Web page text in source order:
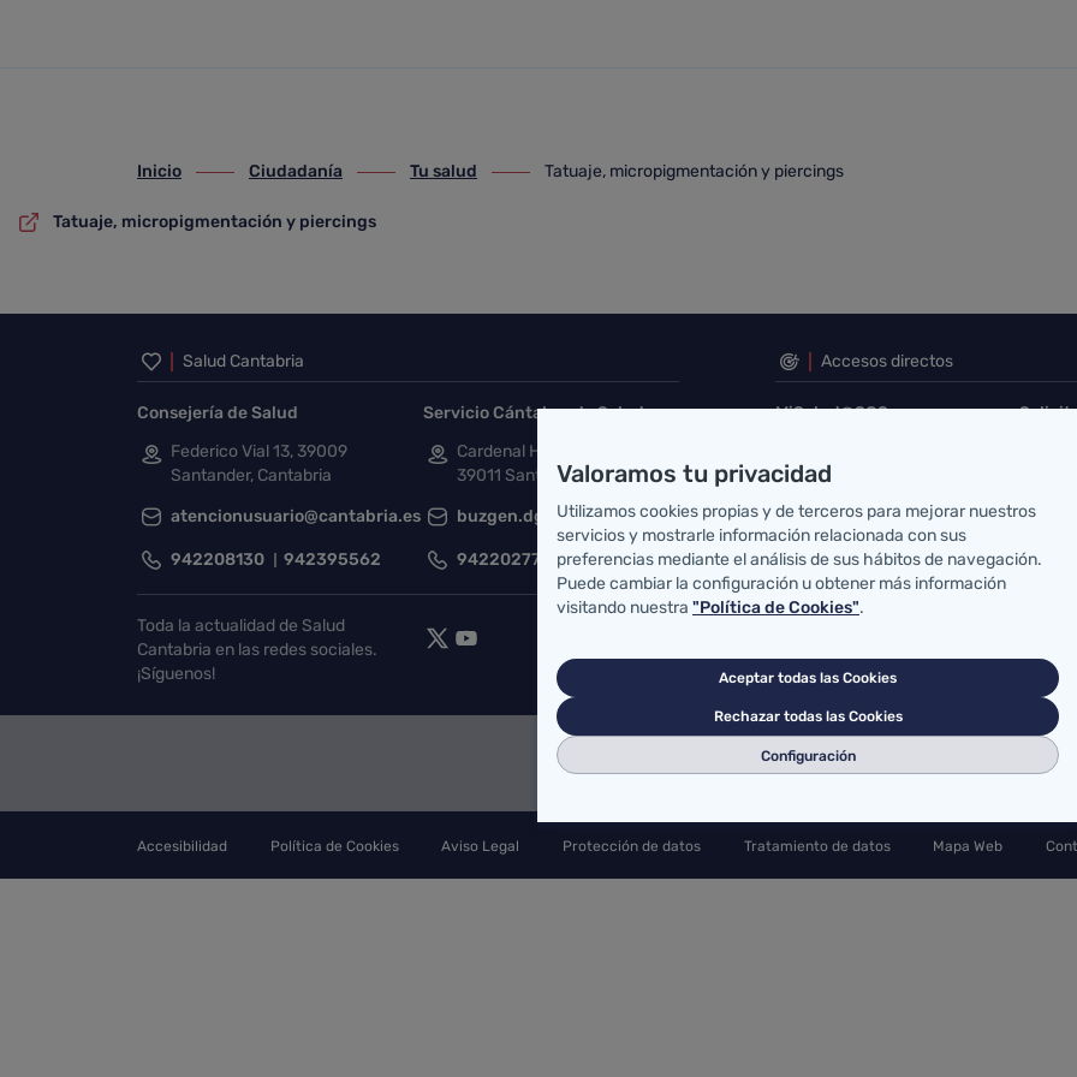
ir-a inicio
Inicio
ir-a Ciudadanía
Ciudadanía
ir-a Tu salud
Tu salud
ir-a Tatuaje, micropigmentación y piercings
Tatuaje, micropigmentación y piercings
Tatuaje, micropigmentación y piercings
Inicio del pie de página
Salud Cantabria
Consejería de Salud
Federico Vial 13, 39009
Santander, Cantabria
atencionusuario@cantabria.es
942208130 942395562
Servicio Cántabro de Salud
Cardenal Herrera Oria, S/N
39011 Santander, Cantabria
buzgen.dg@scsalud.es
942202770 942202772
Toda la actualidad de Salud
Cantabria en las redes sociales.
¡Síguenos!
Accesos directos
MiSalud@SCS
Su
Acceso correo SCS
Mapa sanitario
Accesibilidad Política de Cookies Aviso Legal Protección de datos Tratamiento de datos Mapa Web
Valoramos tu privacidad
Utilizamos cookies propias y de terceros para mejorar nuestros
servicios y mostrarle información relacionada con sus
preferencias mediante el análisis de sus hábitos de navegación.
Puede cambiar la configuración u obtener más información
visitando nuestra "Política de Cookies".
Aceptar todas las Cookies
Rechazar todas las Cookies
Configuración